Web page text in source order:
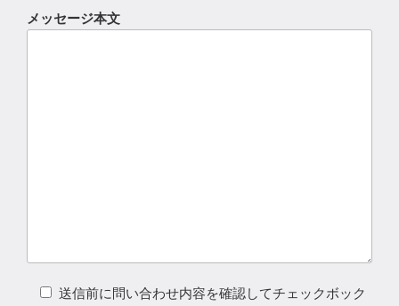
メッセージ本文
送信前に問い合わせ内容を確認してチェックボック